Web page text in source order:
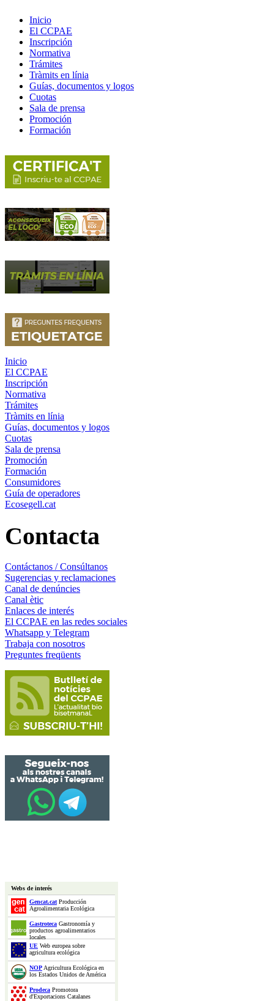
Inicio
El CCPAE
Inscripción
Normativa
Trámites
Tràmits en línia
Guías, documentos y logos
Cuotas
Sala de prensa
Promoción
Formación
Inicio
El CCPAE
Inscripción
Normativa
Trámites
Tràmits en línia
Guías, documentos y logos
Cuotas
Sala de prensa
Promoción
Formación
Consumidores
Guía de operadores
Ecosegell.cat
Contacta
Contáctanos / Consúltanos
Sugerencias y reclamaciones
Canal de denúncies
Canal ètic
Enlaces de interés
El CCPAE en las redes sociales
Whatsapp y Telegram
Trabaja con nosotros
Preguntes freqüents
Webs de interés
Gencat.catProducción
Agroalimentaria Ecológica
Gastroteca Gastronomía y
productos agroalimentarios
locales
UE Web europea sobre
agricultura ecológica
NOPAgricultura Ecológica en
los Estados Unidos de América
Prodeca Promotora
d'Exportacions Catalanes